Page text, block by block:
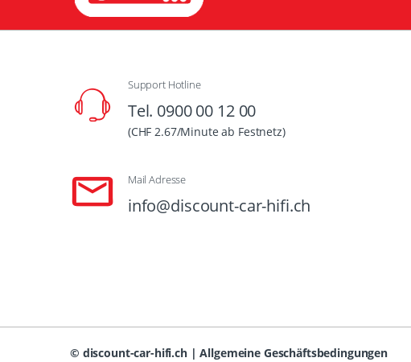
Support Hotline
Tel. 0900 00 12 00
(CHF 2.67/Minute ab Festnetz)
Mail Adresse
info@discount-car-hifi.ch
© discount-car-hifi.ch|Allgemeine Geschäftsbedingungen